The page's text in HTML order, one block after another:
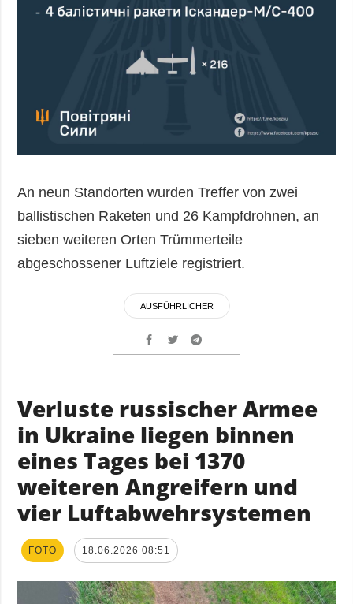
An neun Standorten wurden Treffer von zwei
ballistischen Raketen und 26 Kampfdrohnen, an
sieben weiteren Orten Trümmerteile
abgeschossener Luftziele registriert.
AUSFÜHRLICHER
Verluste russischer Armee
in Ukraine liegen binnen
eines Tages bei 1370
weiteren Angreifern und
vier Luftabwehrsystemen
FOTO 18.06.2026 08:51